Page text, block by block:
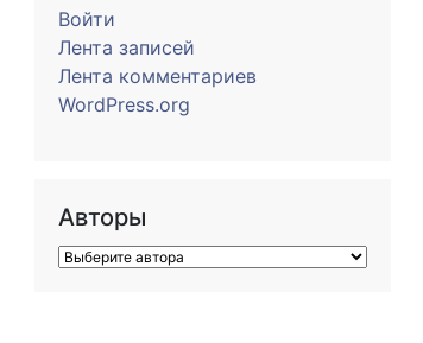
Войти
Лента записей
Лента комментариев
WordPress.org
Авторы